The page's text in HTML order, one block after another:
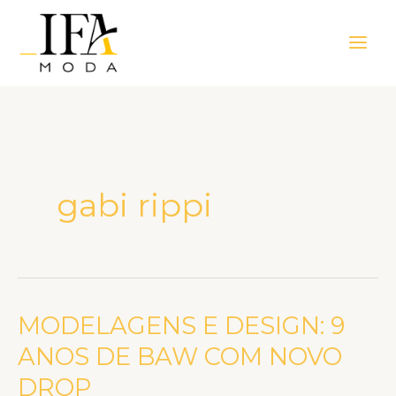
Menu
gabi rippi
MODELAGENS E DESIGN: 9
ANOS DE BAW COM NOVO
DROP
MODELAGENS
E
DESIGN:
9